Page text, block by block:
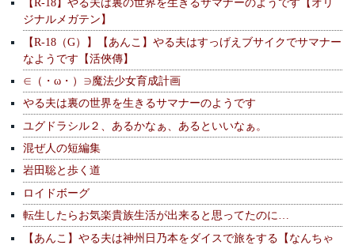
ジナルメガテン】
【R-18（G）】【あんこ】やる夫はすっげえブサイクでサマナー
なようです【活俠傳】
∈（・ω・）∋魔法少女育成計画
やる夫は裏の世界を生きるサマナーのようです
ユグドラシル２、あるかなぁ、あるといいなぁ。
混ぜ人の短編集
岩田聡と歩く道
ロイドボーグ
転生したらお気楽貴族生活が出来ると思ってたのに…
【あんこ】やる夫は神州日乃本をダイスで旅をする【なんちゃ